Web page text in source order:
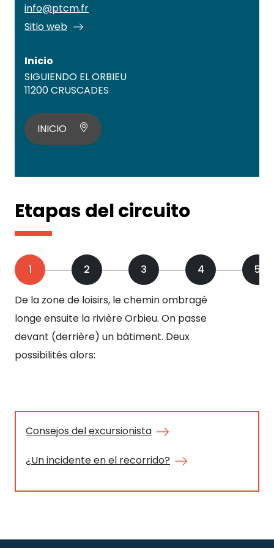
info@ptcm.fr
Sitio web
Inicio
SIGUIENDO EL ORBIEU
11200 CRUSCADES
INICIO
Etapas del circuito
1 2 3 4 5
De la zone de loisirs, le chemin ombragé
longe ensuite la rivière Orbieu. On passe
devant (derrière) un bâtiment. Deux
possibilités alors:
Consejos del excursionista
¿Un incidente en el recorrido?